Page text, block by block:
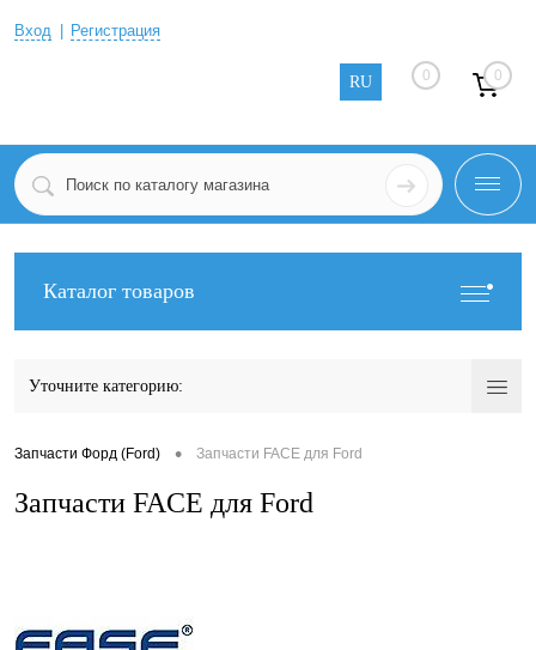
Вход Регистрация
RU 0 0
Каталог товаров
Уточните категорию:
Запчасти Форд (Ford) • Запчасти FACE для Ford
Запчасти FACE для Ford